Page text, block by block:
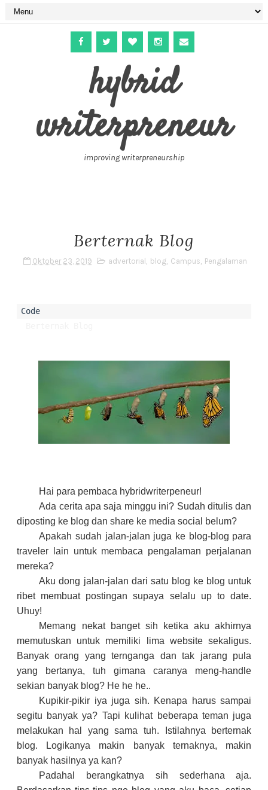
hybrid
writerpreneur
improving writerpreneurship
Berternak Blog
Oktober 23, 2019 advertorial , blog, Campus, Pengalaman
Hai para pembaca hybridwriterpeneur!
Ada cerita apa saja minggu ini? Sudah ditulis dan
diposting ke blog dan share ke media social belum?
Apakah sudah jalan-jalan juga ke blog-blog para
traveler lain untuk membaca pengalaman perjalanan
mereka?
Aku dong jalan-jalan dari satu blog ke blog untuk
ribet membuat postingan supaya selalu up to date.
Uhuy!
Memang nekat banget sih ketika aku akhirnya
memutuskan untuk memiliki lima website sekaligus.
Banyak orang yang ternganga dan tak jarang pula
yang bertanya, tuh gimana caranya meng-handle
sekian banyak blog? He he he..
Kupikir-pikir iya juga sih. Kenapa harus sampai
segitu banyak ya? Tapi kulihat beberapa teman juga
melakukan hal yang sama tuh. Istilahnya berternak
blog. Logikanya makin banyak ternaknya, makin
banyak hasilnya ya kan?
Padahal berangkatnya sih sederhana aja.